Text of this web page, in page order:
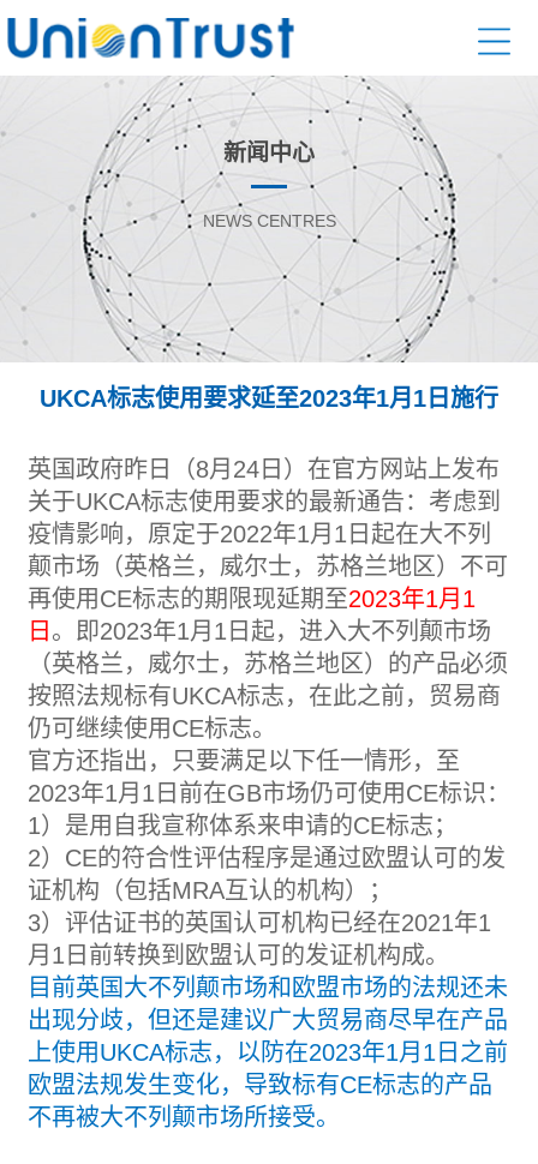
新闻中心
NEWS CENTRES
UKCA标志使用要求延至2023年1月1日施行
英国政府昨日（8月24日）在官方网站上发布
关于UKCA标志使用要求的最新通告：考虑到
疫情影响，原定于2022年1月1日起在大不列
颠市场（英格兰，威尔士，苏格兰地区）不可
再使用CE标志的期限现延期至2023年1月1
日 。即2023年1月1日起，进入大不列颠市场
（英格兰，威尔士，苏格兰地区）的产品必须
按照法规标有UKCA标志，在此之前，贸易商
仍可继续使用CE标志。
官方还指出，只要满足以下任一情形，至
2023年1月1日前在GB市场仍可使用CE标识：
1）是用自我宣称体系来申请的CE标志；
2）CE的符合性评估程序是通过欧盟认可的发
证机构（包括MRA互认的机构）；
3）评估证书的英国认可机构已经在2021年1
月1日前转换到欧盟认可的发证机构成。
目前英国大不列颠市场和欧盟市场的法规还未
出现分歧，但还是建议广大贸易商尽早在产品
上使用UKCA标志，以防在2023年1月1日之前
欧盟法规发生变化，导致标有CE标志的产品
不再被大不列颠市场所接受。